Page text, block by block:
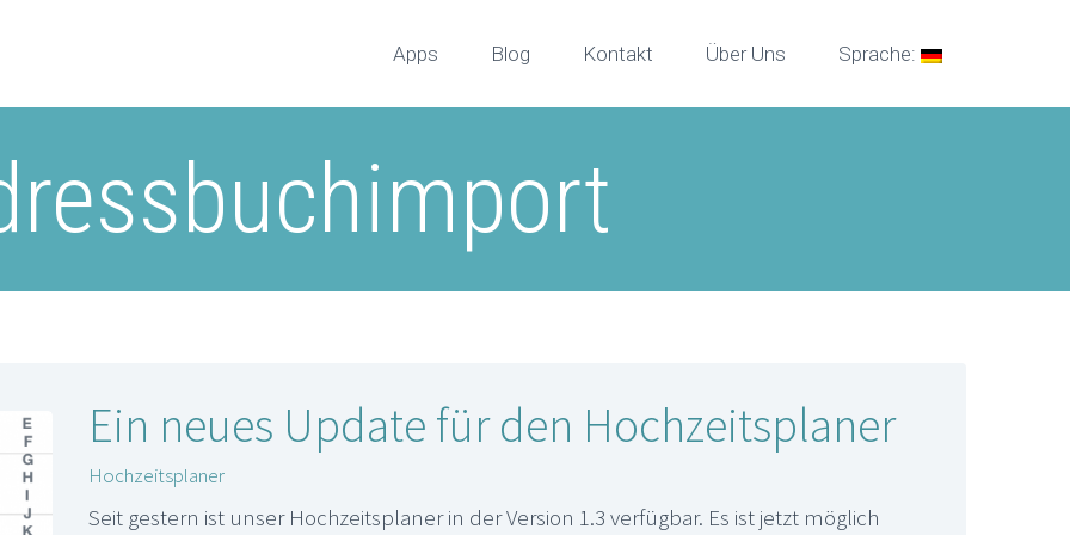
Apps Blog Kontakt Über Uns Sprache:
Ein neues Update für den Hochzeitsplaner
Hochzeitsplaner
Seit gestern ist unser Hochzeitsplaner in der Version 1.3 verfügbar. Es ist jetzt möglich